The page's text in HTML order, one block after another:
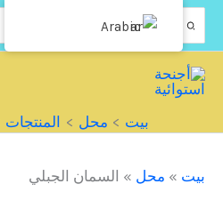
انتقل
المحتوى
عن:
بيت محل المنتجات
بيت » محل » السمان الجبلي
Arabic